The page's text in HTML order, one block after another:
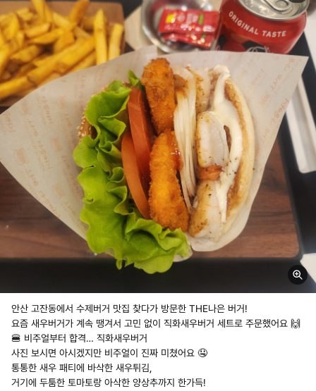
안산 고잔동에서 수제버거 맛집 찾다가 방문한 THE나은 버거!
요즘 새우버거가 계속 땡겨서 고민 없이 직화새우버거 세트로 주문했어요 🙌
🍔 비주얼부터 합격… 직화새우버거
사진 보시면 아시겠지만 비주얼이 진짜 미쳤어요 🤤
통통한 새우 패티에 바삭한 새우튀김,
거기에 두툼한 토마토랑 아삭한 양상추까지 한가득!